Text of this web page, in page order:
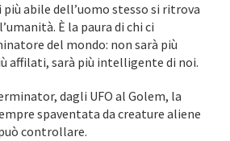
abile dell’uomo stesso si ritrova
È la paura di chi ci
del mondo: non sarà più
affilati, sarà più intelligente di noi.
dagli UFO al Golem, la
spaventata da creature aliene
controllare.